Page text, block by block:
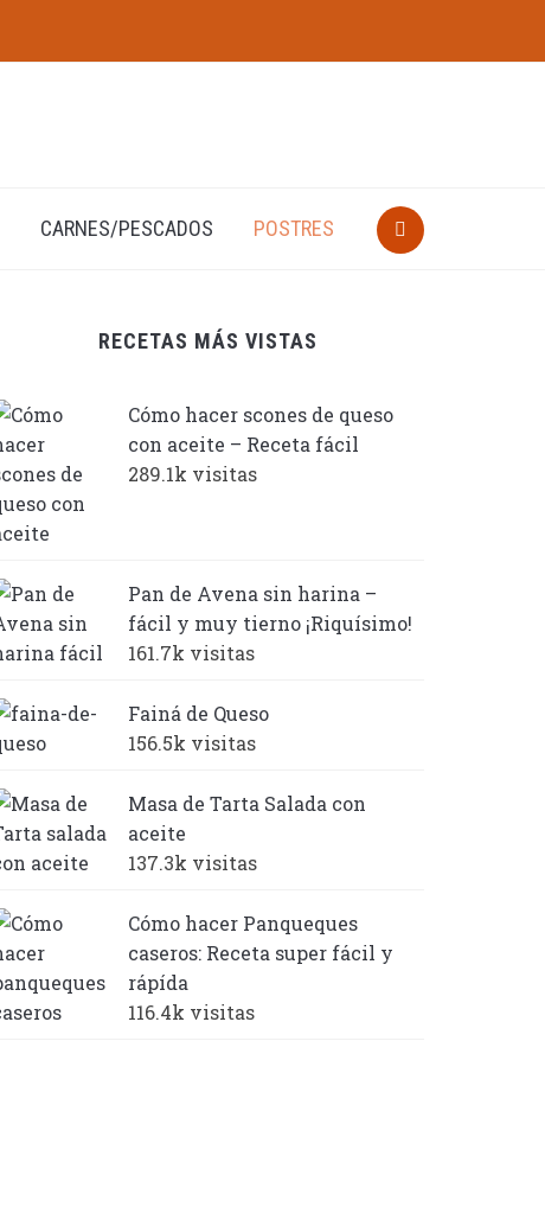
CARNES/PESCADOS POSTRES
RECETAS MÁS VISTAS
Cómo hacer scones de queso
con aceite – Receta fácil
289.1k visitas
Pan de Avena sin harina –
fácil y muy tierno ¡Riquísimo!
161.7k visitas
Fainá de Queso
156.5k visitas
Masa de Tarta Salada con
aceite
137.3k visitas
Cómo hacer Panqueques
caseros: Receta super fácil y
rápída
116.4k visitas